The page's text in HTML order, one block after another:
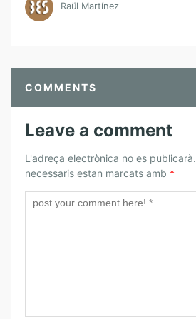
Raül Martínez
COMMENTS
Leave a comment
L'adreça electrònica no es publicarà.
necessaris estan marcats amb *